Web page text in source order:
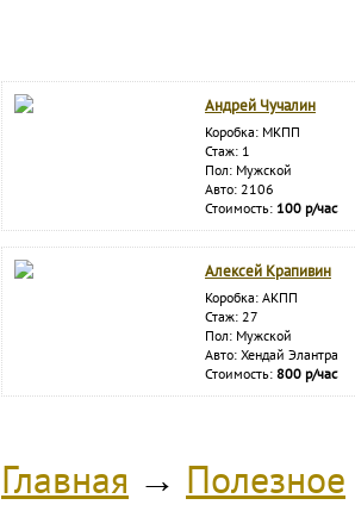
Андрей Чучалин
Коробка: МКПП
Стаж: 1
Пол: Мужской
Авто: 2106
Стоимость: 100 р/час
Алексей Крапивин
Коробка: АКПП
Стаж: 27
Пол: Мужской
Авто: Хендай Элантра
Стоимость: 800 р/час
Главная → Полезное